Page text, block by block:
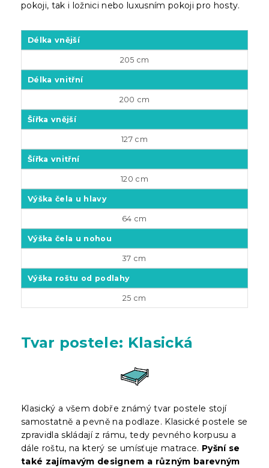
pokoji, tak i ložnici nebo luxusním pokoji pro hosty.
Délka vnější
205 cm
Délka vnitřní
200 cm
Šířka vnější
127 cm
Šířka vnitřní
120 cm
Výška čela u hlavy
64 cm
Výška čela u nohou
37 cm
Výška roštu od podlahy
25 cm
Tvar postele: Klasická
Klasický a všem dobře známý tvar postele stojí
samostatně a pevně na podlaze. Klasické postele se
zpravidla skládají z rámu, tedy pevného korpusu a
dále roštu, na který se umísťuje matrace. Pyšní se
také zajímavým designem a různým barevným